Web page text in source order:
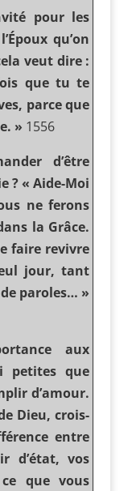
pour les
qu’on
veut dire :
que tu te
parce que
» 1556
d’être
? « Aide-Moi
ne ferons
la Grâce.
faire revivre
jour, tant
de paroles… »
aux
petites que
d’amour.
Dieu, crois-
entre
d’état, vos
que vous